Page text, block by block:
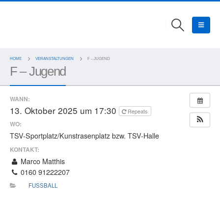
HOME VERANSTALTUNGEN F – JUGEND
F – Jugend
WANN:
13. Oktober 2025 um 17:30 Repeats
WO:
TSV-Sportplatz/Kunstrasenplatz bzw. TSV-Halle
KONTAKT:
Marco Matthis
0160 91222207
FUSSBALL